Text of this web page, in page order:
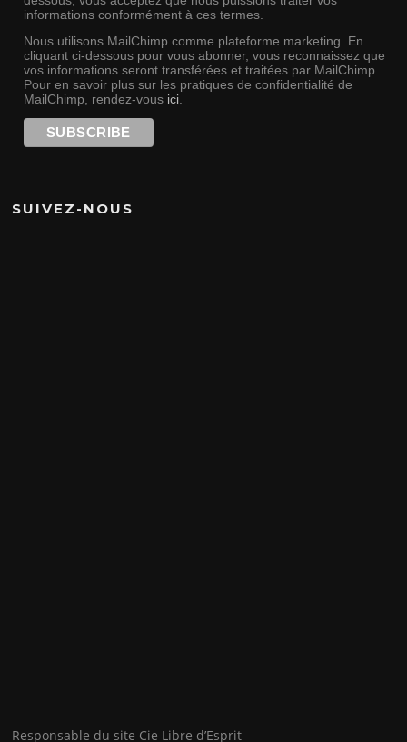
informations conformément à ces termes.
Nous utilisons MailChimp comme plateforme marketing. En
cliquant ci-dessous pour vous abonner, vous reconnaissez que
vos informations seront transférées et traitées par MailChimp.
Pour en savoir plus sur les pratiques de confidentialité de
MailChimp, rendez-vous ici.
SUIVEZ-NOUS
Responsable du site Cie Libre d’Esprit